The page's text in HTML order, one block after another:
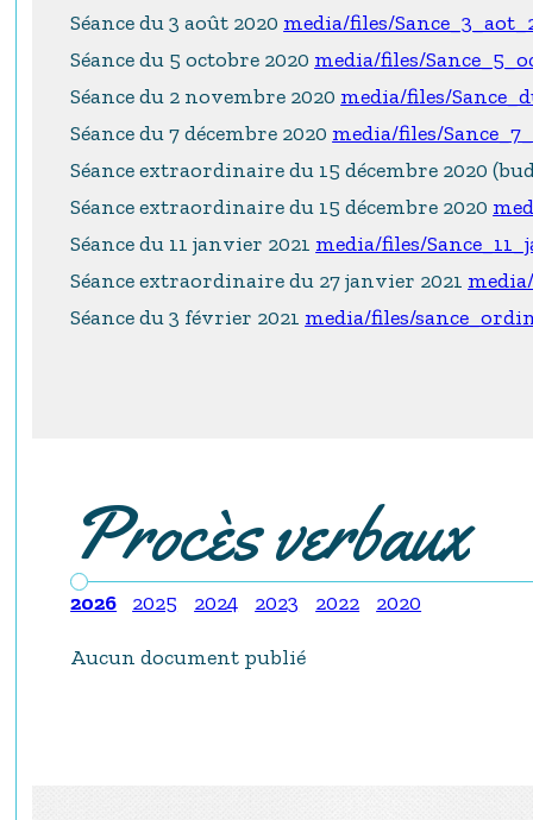
Séance du 3 août 2020 media/files/
Séance du 5 octobre 2020 media/files/
Séance du 2 novembre 2020 media/files/
Séance du 7 décembre 2020 media/files/
Séance extraordinaire du 15 décembre 2020
Séance extraordinaire du 15 décembre 2020
Séance du 11 janvier 2021 media/files/
Séance extraordinaire du 27 janvier 2021
Séance du 3 février 2021 media/files/
Procès verbaux
2026 2025 2024 2023 2022 2020
Aucun document publié